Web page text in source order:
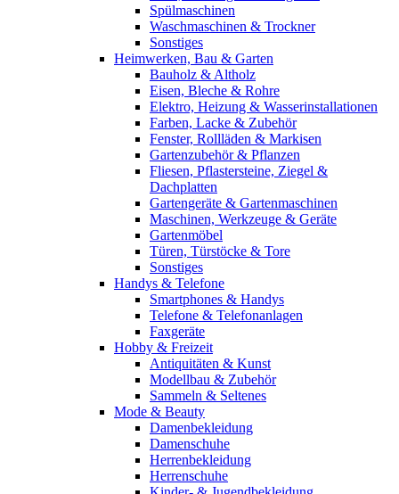
Spülmaschinen
Waschmaschinen & Trockner
Sonstiges
Heimwerken, Bau & Garten
Bauholz & Altholz
Eisen, Bleche & Rohre
Elektro, Heizung & Wasserinstallationen
Farben, Lacke & Zubehör
Fenster, Rollläden & Markisen
Gartenzubehör & Pflanzen
Fliesen, Pflastersteine, Ziegel &
Dachplatten
Gartengeräte & Gartenmaschinen
Maschinen, Werkzeuge & Geräte
Gartenmöbel
Türen, Türstöcke & Tore
Sonstiges
Handys & Telefone
Smartphones & Handys
Telefone & Telefonanlagen
Faxgeräte
Hobby & Freizeit
Antiquitäten & Kunst
Modellbau & Zubehör
Sammeln & Seltenes
Mode & Beauty
Damenbekleidung
Damenschuhe
Herrenbekleidung
Herrenschuhe